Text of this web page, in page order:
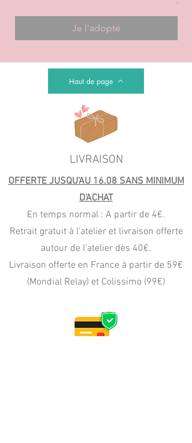
Je l'adopte
Haut de page
LIVRAISON
OFFERTE JUSQU'AU 16.08 SANS MINIMUM
D'ACHAT
En temps normal : A partir de 4€.
Retrait gratuit à l'atelier et livraison offerte
autour de l'atelier dès 40€.
Livraison offerte en France à partir de 59€
(Mondial Relay) et Colissimo (99€)